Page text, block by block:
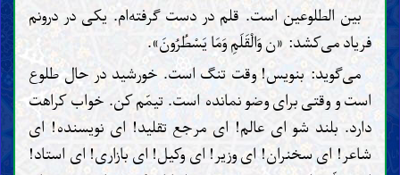
بین الطلوعین است. قلم در دست گرفته‌ام. یکی در درونم
فریاد می‌کشد: «ن وَالْقَلَمِ وَمَا یَسْطُرُونَ».
می‌گوید: بنویس! وقت تنگ است. خورشید در حال طلوع
است و وقتی برای وضو نمانده است. تیمّم کن. خواب کراهت
دارد. بلند شو ای عالم! ای مرجع تقلید! ای نویسنده! ای
شاعر! ای سخنران! ای وزیر! ای وکیل! ای بازاری! ای استاد!